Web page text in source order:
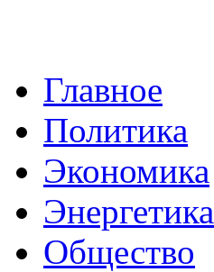
Главное
Политика
Экономика
Энергетика
Общество